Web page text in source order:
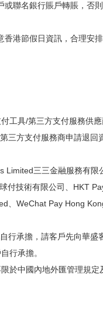
聯名銀行賬戶轉賬，否
港節假日資訊，合理安
工具/第三方支付服務供
三方支付服務商申請退回
Limited三三金融服務有限
付技術有限公司、HKT
、WeChat Pay Hong
行承擔，請客戶先向華盛
行承擔。
於中國內地外匯管理規